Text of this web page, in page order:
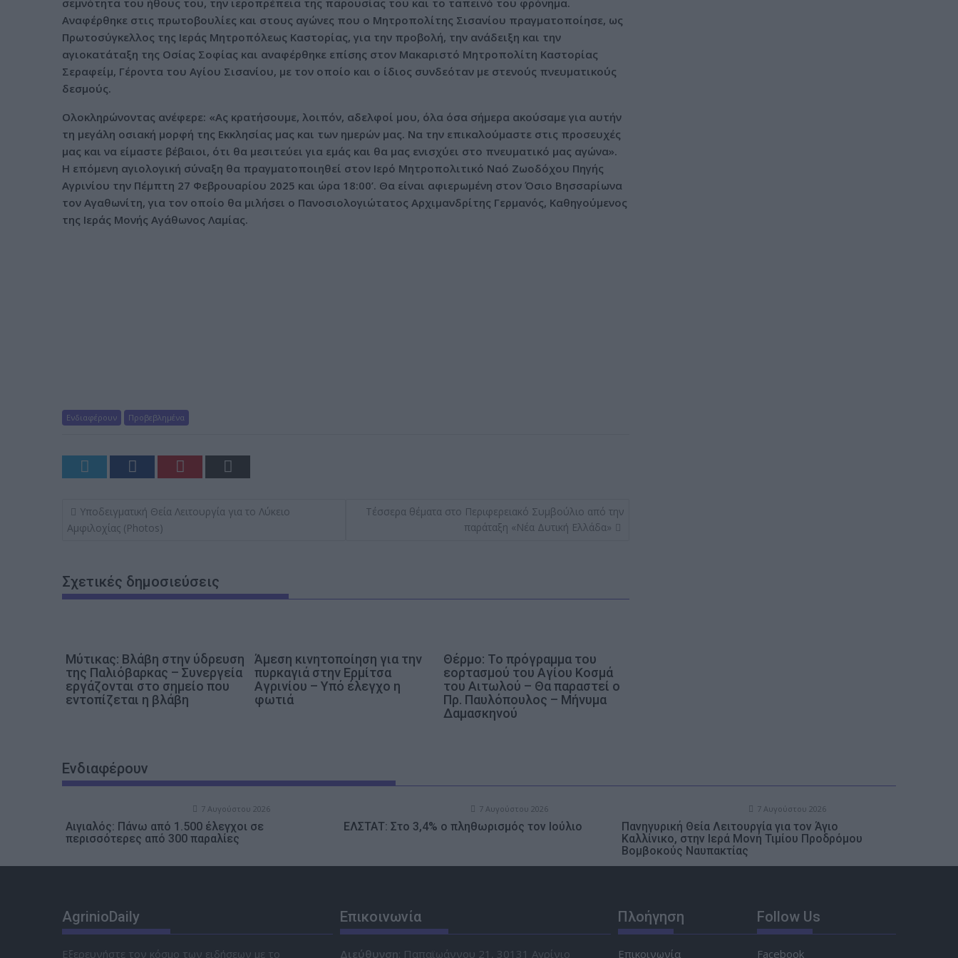
σεμνότητα του ήθους του, την ιεροπρέπεια της παρουσίας του και το ταπεινό του φρόνημα.
Αναφέρθηκε στις πρωτοβουλίες και στους αγώνες που ο Μητροπολίτης Σισανίου πραγματοποίησε, ως
Πρωτοσύγκελλος της Ιεράς Μητροπόλεως Καστορίας, για την προβολή, την ανάδειξη και την
αγιοκατάταξη της Οσίας Σοφίας και αναφέρθηκε επίσης στον Μακαριστό Μητροπολίτη Καστορίας
Σεραφείμ, Γέροντα του Αγίου Σισανίου, με τον οποίο και ο ίδιος συνδεόταν με στενούς πνευματικούς
δεσμούς.
Ολοκληρώνοντας ανέφερε: «Ας κρατήσουμε, λοιπόν, αδελφοί μου, όλα όσα σήμερα ακούσαμε για αυτήν
τη μεγάλη οσιακή μορφή της Εκκλησίας μας και των ημερών μας. Να την επικαλούμαστε στις προσευχές
μας και να είμαστε βέβαιοι, ότι θα μεσιτεύει για εμάς και θα μας ενισχύει στο πνευματικό μας αγώνα».
Η επόμενη αγιολογική σύναξη θα πραγματοποιηθεί στον Ιερό Μητροπολιτικό Ναό Ζωοδόχου Πηγής
Αγρινίου την Πέμπτη 27 Φεβρουαρίου 2025 και ώρα 18:00’. Θα είναι αφιερωμένη στον Όσιο Βησσαρίωνα
τον Αγαθωνίτη, για τον οποίο θα μιλήσει ο Πανοσιολογιώτατος Αρχιμανδρίτης Γερμανός, Καθηγούμενος
της Ιεράς Μονής Αγάθωνος Λαμίας.
Ενδιαφέρουν Προβεβλημένα
Π
λ
γ
η
ά
ρ
θ
Υποδειγματική Θεία Λειτουργία για το Λύκειο
Αμφιλοχίας (Photos)
Τέσσερα θέματα στο Περιφερειακό Συμβούλιο από την
παράταξη «Νέα Δυτική Ελλάδα»
Σχετικές δημοσιεύσεις
Mύτικας: Βλάβη στην ύδρευση
της Παλιόβαρκας – Συνεργεία
εργάζονται στο σημείο που
εντοπίζεται η βλάβη
Άμεση κινητοποίηση για την
πυρκαγιά στην Ερμίτσα
Αγρινίου – Υπό έλεγχο η
φωτιά
Θέρμο: Το πρόγραμμα του
εορτασμού του Αγίου Κοσμά
του Αιτωλού – Θα παραστεί ο
Πρ. Παυλόπουλος – Mήνυμα
Δαμασκηνού
Ενδιαφέρουν
7 Αυγούστου 2026
Αιγιαλός: Πάνω από 1.500 έλεγχοι σε
περισσότερες από 300 παραλίες
7 Αυγούστου 2026
ΕΛΣΤΑΤ: Στο 3,4% ο πληθωρισμός τον Ιούλιο
7 Αυγούστου 2026
Πανηγυρική Θεία Λειτουργία για τον Άγιο
Καλλίνικο, στην Ιερά Μονή Τιμίου Προδρόμου
Βομβοκούς Ναυπακτίας
AgrinioDaily
Εξερευνήστε τον κόσμο των ειδήσεων με το
Επικοινωνία
Διεύθυνση: Παπαϊωάννου 21, 30131 Αγρίνιο
Πλοήγηση
Επικοινωνία
Follow Us
Facebook